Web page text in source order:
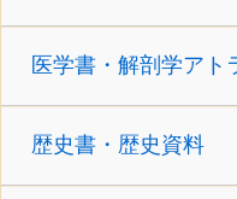
医学書・解剖学アト
歴史書・歴史資料